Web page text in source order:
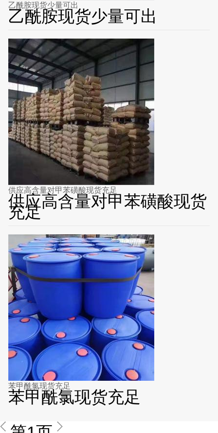
乙酰胺现货少量可出
乙酰胺现货少量可出
供应高含量对甲苯磺酸现货充足
供应高含量对甲苯磺酸现货
充足
苯甲酰氯现货充足
苯甲酰氯现货充足